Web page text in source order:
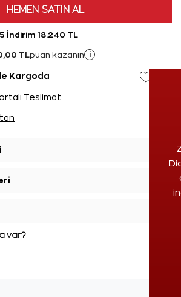
HEMEN SATIN AL
İndirim 18.240 TL
TL puan kazanın i
Kargoda
Teslimat
var?